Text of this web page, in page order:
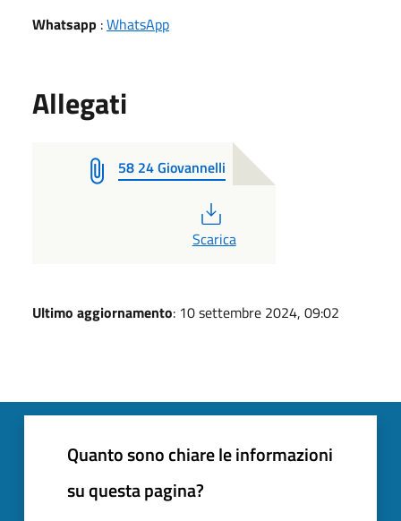
Whatsapp :WhatsApp
Allegati
58 24 Giovannelli
Scarica
Ultimo aggiornamento: 10 settembre 2024, 09:02
Quanto sono chiare le informazioni
su questa pagina?